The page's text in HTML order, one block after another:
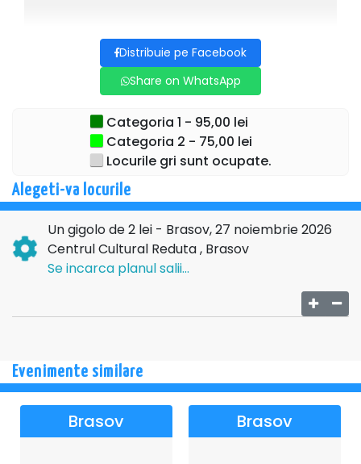
Distribuie pe Facebook
Share on WhatsApp
Categoria 1 - 95,00 lei
Categoria 2 - 75,00 lei
Locurile gri sunt ocupate.
Alegeti-va locurile
Un gigolo de 2 lei - Brasov, 27 noiembrie 2026
Centrul Cultural Reduta , Brasov
Se incarca planul salii...
Evenimente similare
Brasov Brasov